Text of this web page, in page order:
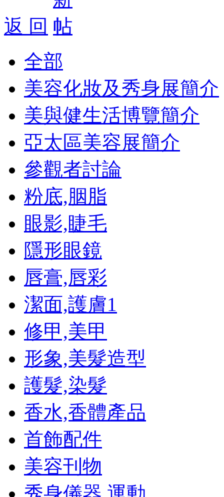
返 回
全部
美容化妝及秀身展簡介
美與健生活博覽簡介
亞太區美容展簡介
參觀者討論
粉底,胭脂
眼影,睫毛
隱形眼鏡
唇膏,唇彩
潔面,護膚1
修甲,美甲
形象,美髮造型
護髮,染髮
香水,香體產品
首飾配件
美容刊物